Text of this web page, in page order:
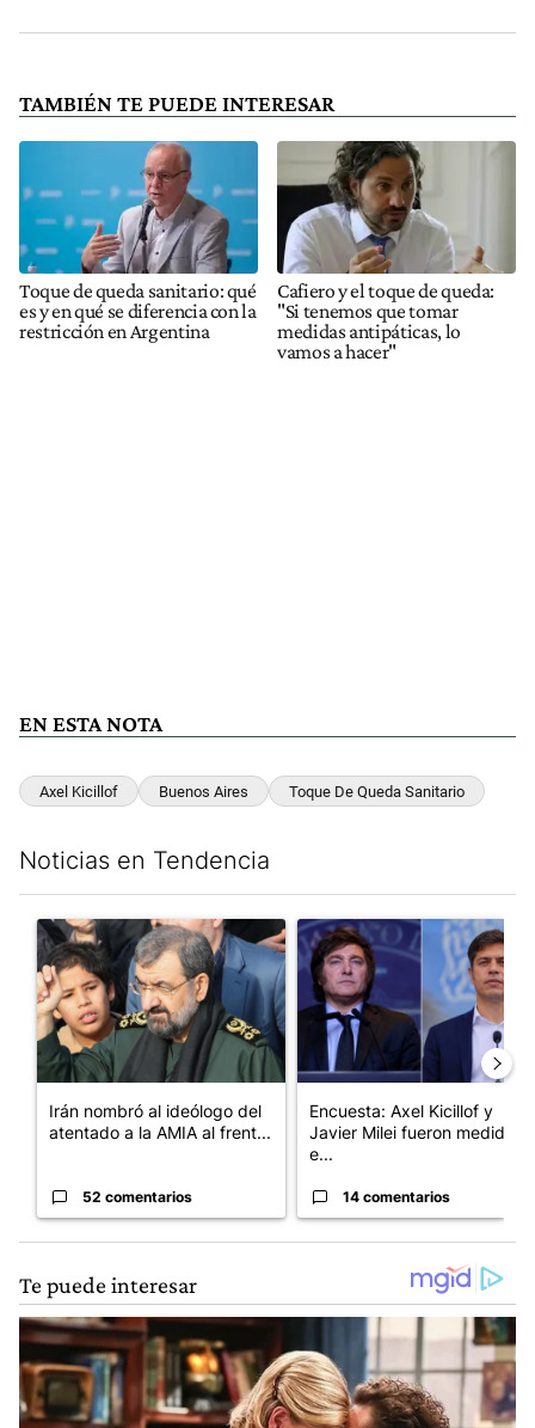
TAMBIÉN TE PUEDE INTERESAR
Toque de queda sanitario: qué
es y en qué se diferencia con la
restricción en Argentina
Cafiero y el toque de queda:
"Si tenemos que tomar
medidas antipáticas, lo
vamos a hacer"
EN ESTA NOTA
Axel Kicillof Buenos Aires Toque De Queda Sanitario
Noticias en Tendencia
Un artículo de tendencia con el título "Irán nombró al ideólogo
Irán nombró al ideólogo del
atentado a la AMIA al frent...
52 comentarios
Un artículo de tendencia con
Encuesta: Axel Kicillof y
Javier Milei fueron medidos
e...
14 comentarios